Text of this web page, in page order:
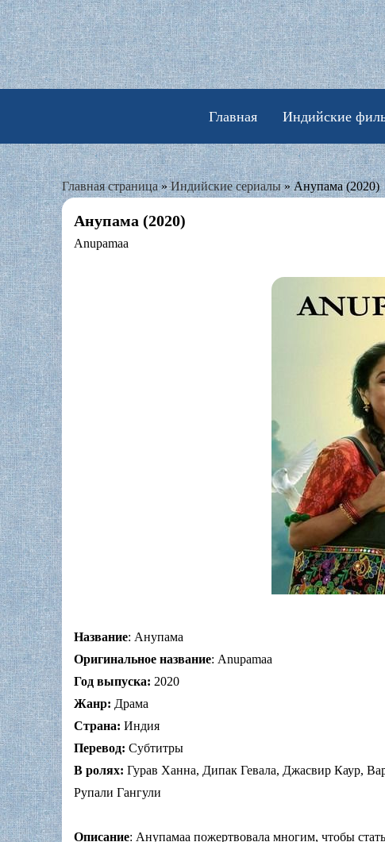
Skip
to
content
Главная Индийские
Главная страница»Индийские сериалы»Анупама (2020)
Анупама (2020)
Anupamaa
Название: Анупама
Оригинальное название: Anupamaa
Год выпуска: 2020
Жанр: Драма
Страна: Индия
Перевод: Субтитры
В ролях: Гурав Ханна, Дипак Гевала, Джасвир Каур,
Рупали Гангули
Описание: Анупамаа пожертвовала многим, чтобы